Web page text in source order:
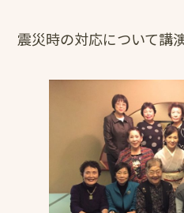
震災時の対応について講